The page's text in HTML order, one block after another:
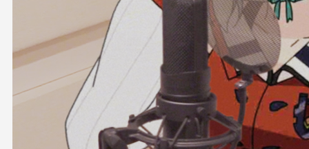
OFFICIAL SHOP
HOLODULE
会社概要
プライバシーポリシー
未成年の方々へのお願い
二次創作ガイドライン